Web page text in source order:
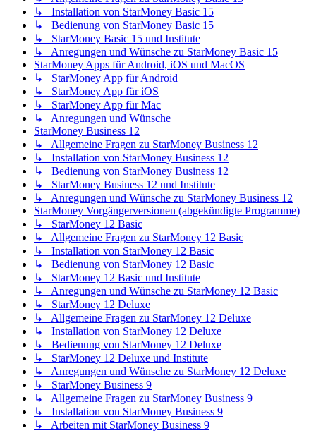
↳ Installation von StarMoney Basic 15
↳ Bedienung von StarMoney Basic 15
↳ StarMoney Basic 15 und Institute
↳ Anregungen und Wünsche zu StarMoney Basic 15
StarMoney Apps für Android, iOS und MacOS
↳ StarMoney App für Android
↳ StarMoney App für iOS
↳ StarMoney App für Mac
↳ Anregungen und Wünsche
StarMoney Business 12
↳ Allgemeine Fragen zu StarMoney Business 12
↳ Installation von StarMoney Business 12
↳ Bedienung von StarMoney Business 12
↳ StarMoney Business 12 und Institute
↳ Anregungen und Wünsche zu StarMoney Business 12
StarMoney Vorgängerversionen (abgekündigte Programme)
↳ StarMoney 12 Basic
↳ Allgemeine Fragen zu StarMoney 12 Basic
↳ Installation von StarMoney 12 Basic
↳ Bedienung von StarMoney 12 Basic
↳ StarMoney 12 Basic und Institute
↳ Anregungen und Wünsche zu StarMoney 12 Basic
↳ StarMoney 12 Deluxe
↳ Allgemeine Fragen zu StarMoney 12 Deluxe
↳ Installation von StarMoney 12 Deluxe
↳ Bedienung von StarMoney 12 Deluxe
↳ StarMoney 12 Deluxe und Institute
↳ Anregungen und Wünsche zu StarMoney 12 Deluxe
↳ StarMoney Business 9
↳ Allgemeine Fragen zu StarMoney Business 9
↳ Installation von StarMoney Business 9
↳ Arbeiten mit StarMoney Business 9